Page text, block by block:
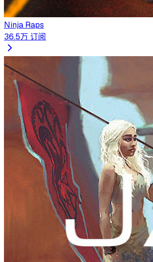
Ninja Raps
36.5万 订阅